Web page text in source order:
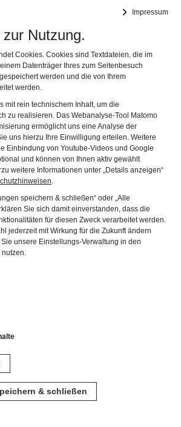
Impressum
Nutzung.
Cookies. Cookies sind Textdateien, die im
Datenträger Ihres zum Seitenbesuch
werden und die von Ihrem
werden.
mit rein technischem Inhalt, um die
zu realisieren. Das Webanalyse-Tool Matomo
ermöglicht uns eine Analyse der
uns hierzu Ihre Einwilligung erteilen. Weitere
Einbindung von Youtube-Videos und Google
und können von Ihnen aktiv gewählt
weitere Informationen unter „Details anzeigen“
.
speichern & schließen“ oder „Alle
Sie sich damit einverstanden, dass die
für diesen Zweck verarbeitet werden.
jederzeit mit Wirkung für die Zukunft ändern
unsere Einstellungs-Verwaltung in den
nutzen.
& schließen